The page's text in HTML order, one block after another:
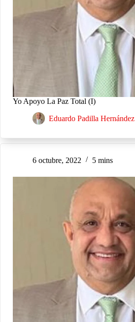
Yo Apoyo La Paz Total (I)
Eduardo Padilla Hernández
6 octubre, 2022 5 mins